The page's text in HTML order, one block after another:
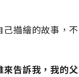
描繪的故事，不
來告訴我，我的父